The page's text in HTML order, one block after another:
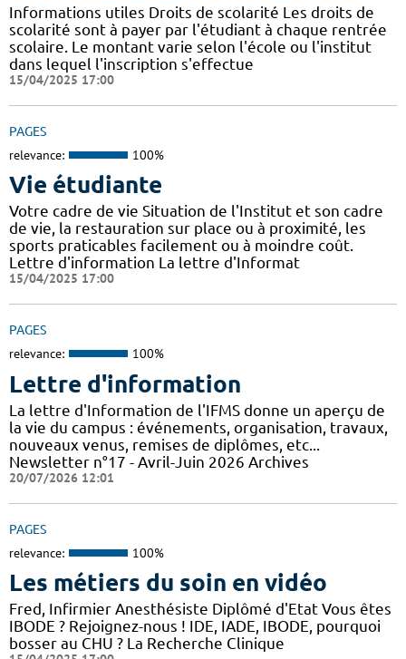
Informations utiles Droits de scolarité Les droits de
scolarité sont à payer par l'étudiant à chaque rentrée
scolaire. Le montant varie selon l'école ou l'institut
dans lequel l'inscription s'effectue
15/04/2025 17:00
PAGES
relevance: 100%
Vie étudiante
Votre cadre de vie Situation de l'Institut et son cadre
de vie, la restauration sur place ou à proximité, les
sports praticables facilement ou à moindre coût.
Lettre d'information La lettre d'Informat
15/04/2025 17:00
PAGES
relevance: 100%
Lettre d'information
La lettre d'Information de l'IFMS donne un aperçu de
la vie du campus : événements, organisation, travaux,
nouveaux venus, remises de diplômes, etc...
Newsletter n°17 - Avril-Juin 2026 Archives
20/07/2026 12:01
PAGES
relevance: 100%
Les métiers du soin en vidéo
Fred, Infirmier Anesthésiste Diplômé d'Etat Vous êtes
IBODE ? Rejoignez-nous ! IDE, IADE, IBODE, pourquoi
bosser au CHU ? La Recherche Clinique